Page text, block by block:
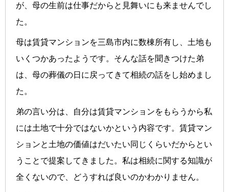
が、母の生前は仕事だからと見舞いにも来ませんでし
た。
母は賃貸マンションを三島市内に数棟所有し、土地も
いくつかあったようです。そんな話を聞きつけた弟
は、母の葬儀の日に戻ってきて相続の話をし始めまし
た。
弟の言い分は、自分は賃貸マンションをもらうから私
には土地で十分ではないかという内容です。賃貸マン
ションと土地の価値はだいたい同じくらいだからとい
うことで提案してきました。私は相続に関する知識が
全くないので、どうすれば良いのかわかりません。